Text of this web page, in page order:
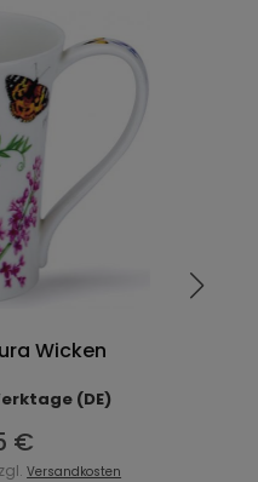
Wicken
(DE)
€
Versandkosten